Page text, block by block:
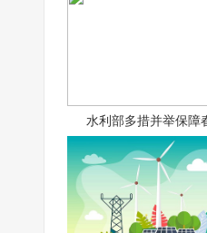
水利部多措并举保障